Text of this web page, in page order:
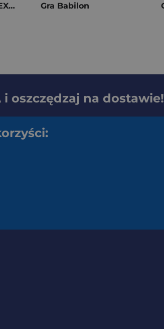
Gra Neuroshima HEX Pirates dodatek Gra Babilon
i oszczędzaj na dostawie!